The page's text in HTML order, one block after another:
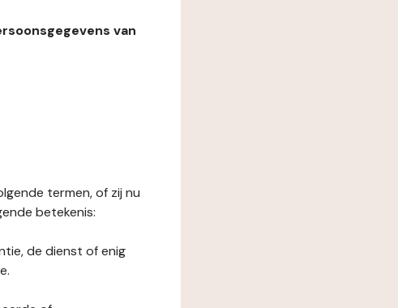
van
termen, of zij nu
betekenis:
de dienst of enig